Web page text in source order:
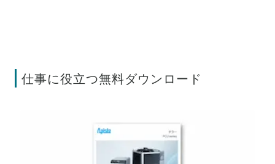
仕事に役立つ無料ダウンロード